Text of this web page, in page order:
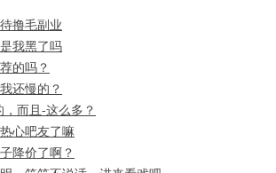
撸毛副业
我黑了吗
的吗？
还慢的？
而且-这么多？
心吧友了嘛
降价了啊？